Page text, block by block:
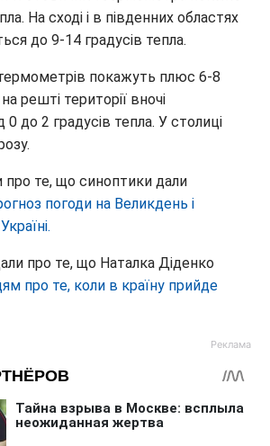
На сході і в південних областях
до 9-14 градусів тепла.
покажуть плюс 6-8
решті території вночі
0 до 2 градусів тепла. У столиці
про те, що синоптики дали
погоди на Великдень і
про те, що Наталка Діденко
про те, коли в країну прийде